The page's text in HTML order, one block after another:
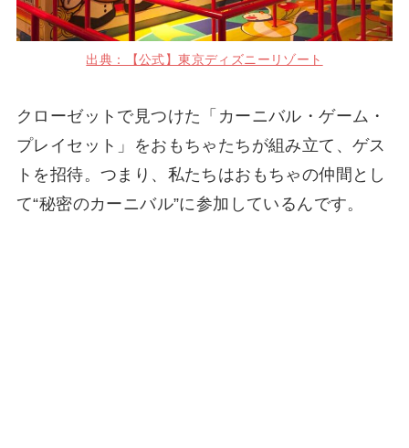
出典：【公式】東京ディズニーリゾート
クローゼットで見つけた「カーニバル・ゲーム・
プレイセット」をおもちゃたちが組み立て、ゲス
トを招待。つまり、私たちはおもちゃの仲間とし
て“秘密のカーニバル”に参加しているんです。